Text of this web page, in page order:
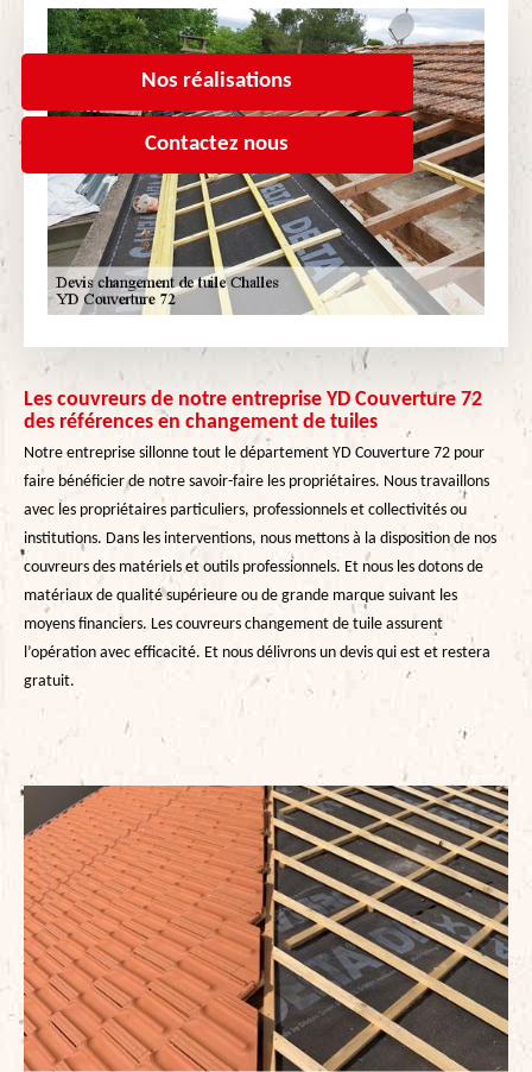
Nos réalisations
Contactez nous
Les couvreurs de notre entreprise YD Couverture 72
des références en changement de tuiles
Notre entreprise sillonne tout le département YD Couverture 72 pour
faire bénéficier de notre savoir-faire les propriétaires. Nous travaillons
avec les propriétaires particuliers, professionnels et collectivités ou
institutions. Dans les interventions, nous mettons à la disposition de nos
couvreurs des matériels et outils professionnels. Et nous les dotons de
matériaux de qualité supérieure ou de grande marque suivant les
moyens financiers. Les couvreurs changement de tuile assurent
l’opération avec efficacité. Et nous délivrons un devis qui est et restera
gratuit.